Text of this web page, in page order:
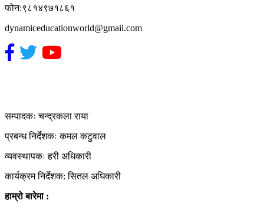
फोन:९८१४९७१८६१
dynamiceducationworld@gmail.com
सम्पादकः चन्द्रकला राया
प्रबन्ध निर्देशकः कमल कटुवाल
व्यवस्थापकः हरी अधिकारी
कार्यक्रम निर्देशक: सितल अधिकारी
हाम्रो बारेमा :